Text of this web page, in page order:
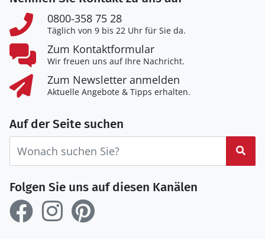
0800-358 75 28
Täglich von 9 bis 22 Uhr für Sie da.
Zum Kontaktformular
Wir freuen uns auf Ihre Nachricht.
Zum Newsletter anmelden
Aktuelle Angebote & Tipps erhalten.
Auf der Seite suchen
Folgen Sie uns auf diesen Kanälen